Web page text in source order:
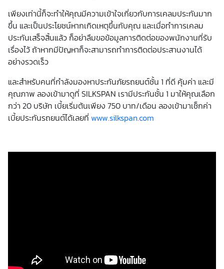
เพียงเท่านี้ก็จะทำให้คุณมีความเข้าใจเกี่ยวกับการเคลมประกันมาก
ขึ้น และเป็นประโยชน์หากเกิดเหตุขึ้นกับคุณ และเมื่อทำการเคลม
ประกันเสร็จสิ้นแล้ว ก็อย่าลืมขอข้อมูลการติดต่อของพนักงานที่รับ
เรื่องไว้ ถ้าหากมีปัญหาก็จะสามารถทำการติดต่อประสานงานได้
อย่างรวดเร็ว
และสำหรับคนที่กำลังมองหาประกันภัยรถยนต์ชั้น 1 ที่ดี คุ้มค่า และมี
คุณภาพ ลองเข้ามาดูที่ SILKSPAN เรามีประกันชั้น 1 มาให้คุณเลือก
กว่า 20 บริษัท เบี้ยเริ่มต้นเพียง 750 บาท/เดือน ลองเข้ามาเช็กค่า
เบี้ยประกันรถยนต์ได้เลยที่ www.silkspan.com